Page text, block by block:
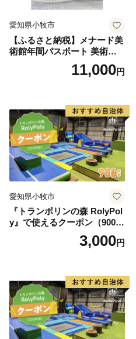
愛知県小牧市
【ふるさと納税】メナード美
術館年間パスポート 美術館
11,000円
愛知県小牧市
『トランポリンの森 RolyPol
y』で使えるクーポン（900
3,000円